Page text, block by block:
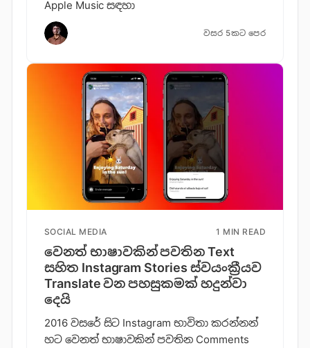
Apple Music සඳහා
වසර 5කට පෙර
SOCIAL MEDIA 1 MIN READ
වෙනත් භාෂාවකින් පවතින Text
සහිත Instagram Stories ස්වයංක්‍රීයව
Translate වන පහසුකමක් හදුන්වා
දෙයි
2016 වසරේ සිට Instagram භාවිතා කරන්නන්
හට වෙනත් භාෂාවකින් පවතින Comments